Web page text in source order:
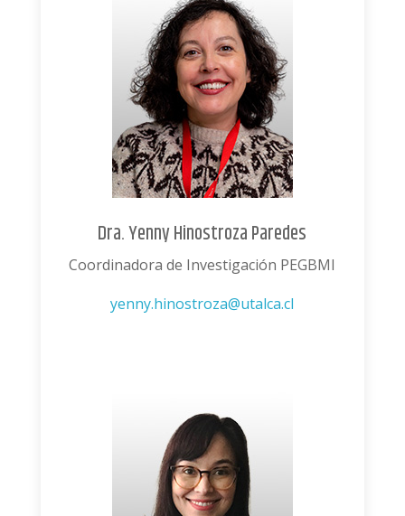
Dra. Yenny Hinostroza Paredes
Coordinadora de Investigación PEGBMI
yenny.hinostroza@utalca.cl